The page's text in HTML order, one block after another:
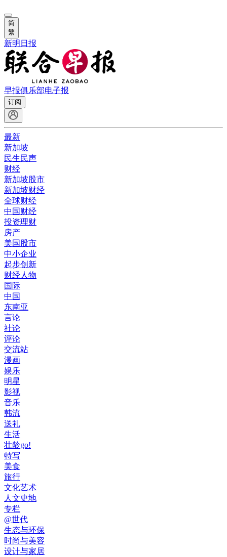
简
繁
新明日报
早报俱乐部电子报
订阅
最新
新加坡
民生民声
财经
新加坡股市
新加坡财经
全球财经
中国财经
投资理财
房产
美国股市
中小企业
起步创新
财经人物
国际
中国
东南亚
言论
社论
评论
交流站
漫画
娱乐
明星
影视
音乐
韩流
送礼
生活
壮龄go!
特写
美食
旅行
文化艺术
人文史地
专栏
@世代
生态与环保
时尚与美容
设计与家居